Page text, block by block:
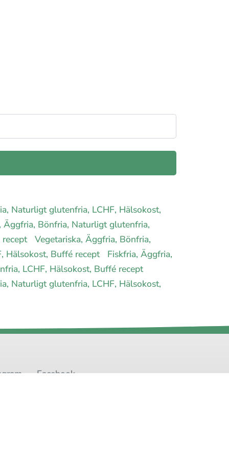
Naturligt glutenfria, LCHF, Hälsokost,
Äggfria, Bönfria, Naturligt glutenfria,
Vegetariska, Äggfria, Bönfria,
Hälsokost, Buffé recept
Fiskfria, Äggfria,
LCHF, Hälsokost, Buffé recept
Naturligt glutenfria, LCHF, Hälsokost,
Facebook